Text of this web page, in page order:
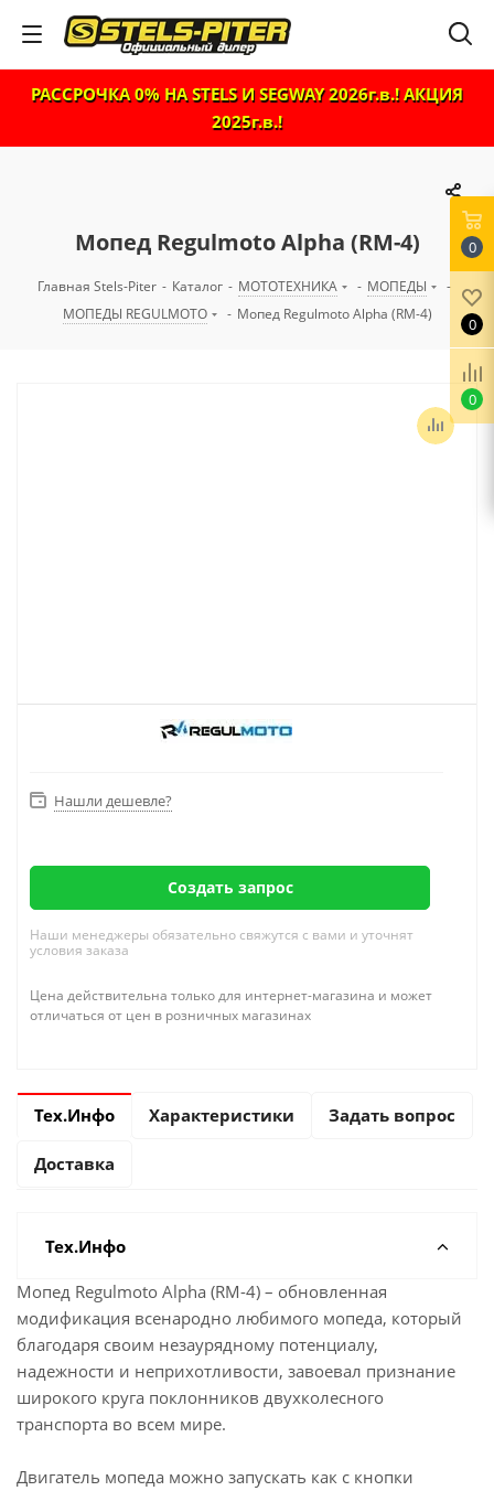
РАССРОЧКА 0% НА STELS И SEGWAY 2026г.в.! АКЦИЯ
2025г.в.!
Мопед Regulmoto Alpha (RM-4)
Главная Stels-Piter - Каталог - МОТОТЕХНИКА - МОПЕДЫ
-
МОПЕДЫ REGULMOTO
- Мопед Regulmoto Alpha (RM-4)
Нашли дешевле?
Создать запрос
Наши менеджеры обязательно свяжутся с вами и уточнят
условия заказа
Цена действительна только для интернет-магазина и может
отличаться от цен в розничных магазинах
Тех.Инфо Характеристики Задать вопрос
Доставка
Тех.Инфо
Мопед Regulmoto Alpha (RM-4) – обновленная
модификация всенародно любимого мопеда, который
благодаря своим незаурядному потенциалу,
надежности и неприхотливости, завоевал признание
широкого круга поклонников двухколесного
транспорта во всем мире.
Двигатель мопеда можно запускать как с кнопки
0
0
0